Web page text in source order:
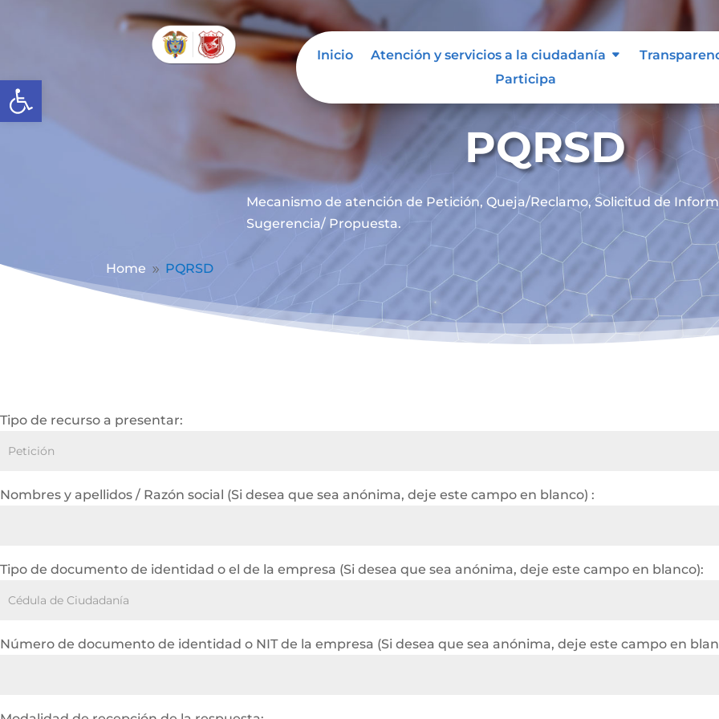
Abrir barra de herramientas
Inicio Atención y servicios a la ciudadanía
Participa
PQRSD
Mecanismo de atención de Petición, Queja/Reclamo, Solicitud de
Sugerencia/ Propuesta.
Home 9 PQRSD
Tipo de recurso a presentar:
Nombres y apellidos / Razón social (Si desea que sea anónima, deje este campo en blanco) :
Tipo de documento de identidad o el de la empresa (Si desea que sea anónima, deje este campo en blanco):
Número de documento de identidad o NIT de la empresa (Si desea que sea anónima, deje este campo en